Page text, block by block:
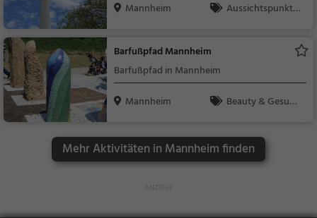
Mannheim
Aussichtspunkt, F
Barfußpfad Mannheim
Barfußpfad in Mannheim
Mannheim
Beauty & Gesund
Natur
Mehr Aktivitäten in Mannheim finden